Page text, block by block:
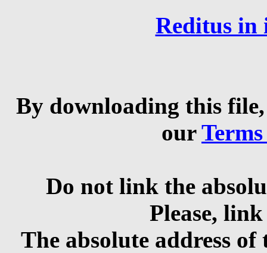
Reditus in
By downloading this
our
Do not link the
Please,
The absolute address